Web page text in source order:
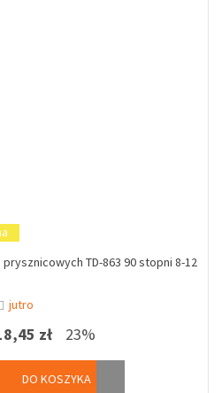
TD-863 90 stopni 8-12
jutro
zł 23%
DO KOSZYKA